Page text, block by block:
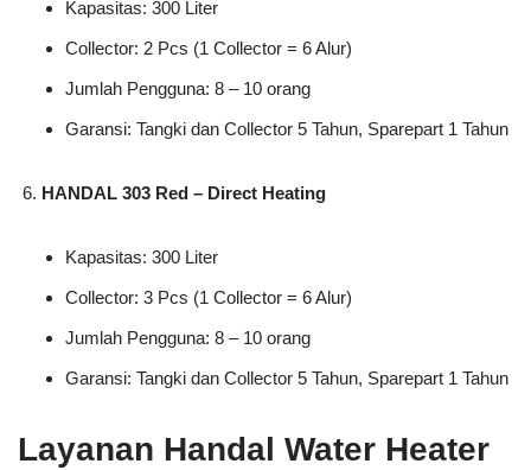
Kapasitas: 300 Liter
Collector: 2 Pcs (1 Collector = 6 Alur)
Jumlah Pengguna: 8 – 10 orang
Garansi: Tangki dan Collector 5 Tahun, Sparepart 1 Tahun
HANDAL 303 Red – Direct Heating
Kapasitas: 300 Liter
Collector: 3 Pcs (1 Collector = 6 Alur)
Jumlah Pengguna: 8 – 10 orang
Garansi: Tangki dan Collector 5 Tahun, Sparepart 1 Tahun
Layanan Handal Water Heater